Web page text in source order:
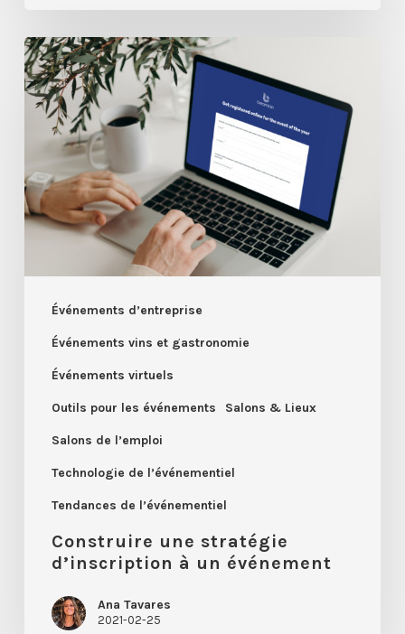
Événements d’entreprise
Événements vins et gastronomie
Événements virtuels
Outils pour les événements Salons & Lieux
Salons de l’emploi
Technologie de l’événementiel
Tendances de l’événementiel
Construire
une
stratégie
d’inscription
un
événement
Construire une stratégie
d’inscription à un événement
Ana Tavares
2021-02-25